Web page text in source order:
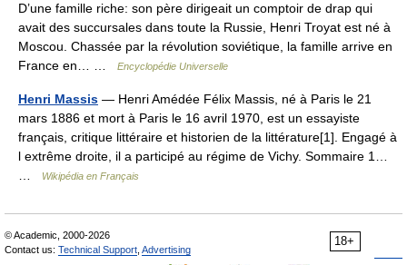
D’une famille riche: son père dirigeait un comptoir de drap qui
avait des succursales dans toute la Russie, Henri Troyat est né à
Moscou. Chassée par la révolution soviétique, la famille arrive en
France en… …
Encyclopédie Universelle
Henri Massis — Henri Amédée Félix Massis, né à Paris le 21
mars 1886 et mort à Paris le 16 avril 1970, est un essayiste
français, critique littéraire et historien de la littérature[1]. Engagé à
l extrême droite, il a participé au régime de Vichy. Sommaire 1…
Wikipédia en Français
18+
© Academic, 2000-2026
Contact us: Technical Support Advertising